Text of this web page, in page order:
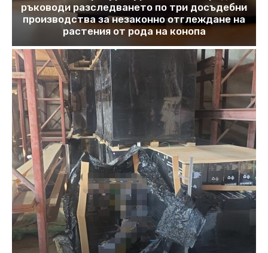
ръководи разследването по три досъдебни
производства за незаконно отглеждане на
растения от рода на конопа